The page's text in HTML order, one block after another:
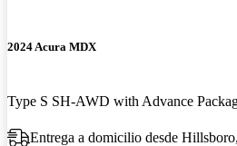
2024 Acura MDX
Type S SH-AWD with Advance
Entrega a domicilio desde